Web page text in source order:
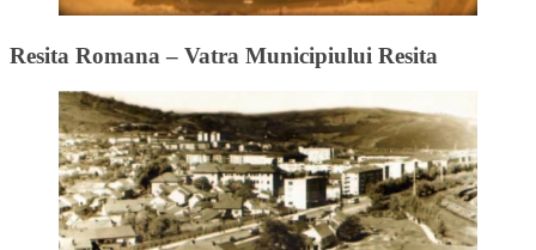
Resita Romana – Vatra Municipiului Resita